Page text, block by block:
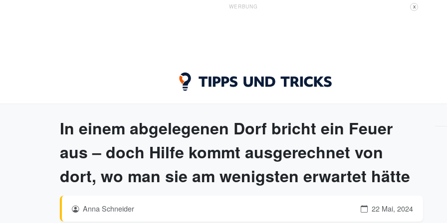
WERBUNG X
In einem abgelegenen Dorf bricht ein Feuer
aus – doch Hilfe kommt ausgerechnet von
dort, wo man sie am wenigsten erwartet hätte
Anna Schneider 22 Mai, 2024